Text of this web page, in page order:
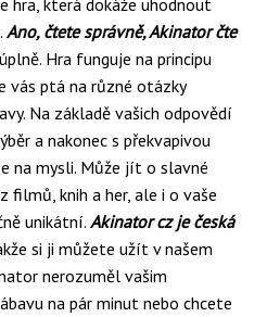
Ano, čtete správně, Akinator čte
Hra funguje na principu
vás ptá na různé otázky
Na základě vašich odpovědí
a nakonec s překvapivou
na mysli. Může jít o slavné
knih a her, ale i o vaše
unikátní. Akinator cz je česká
si ji můžete užít v našem
nerozuměl vašim
na pár minut nebo chcete